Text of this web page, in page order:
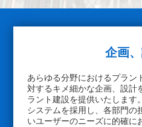
企画
あらゆる分野におけるプラン
対するキメ細かな企画、設計
ラント建設を提供いたします
システムを採用し、各部門の
いユーザーのニーズに的確に